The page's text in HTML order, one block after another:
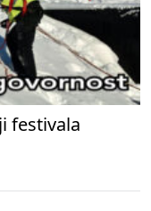
festivala